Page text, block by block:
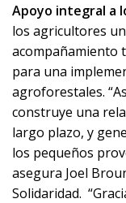
Apoyo integral a
los agricultores
acompañamiento
para una
agroforestales.
construye una
largo plazo, y
los pequeños
asegura Joel
Solidaridad.